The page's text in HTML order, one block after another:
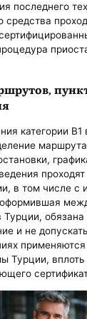
последнего
средства
категории B1
в том числе с
обязана
и не
Турции, вплоть